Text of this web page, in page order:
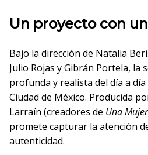
Un proyecto con
Bajo la dirección de Natalia
Julio Rojas y Gibrán Portela, la
profunda y realista del día a
Ciudad de México. Producida
Larraín (creadores de Una
promete capturar la atención
autenticidad.